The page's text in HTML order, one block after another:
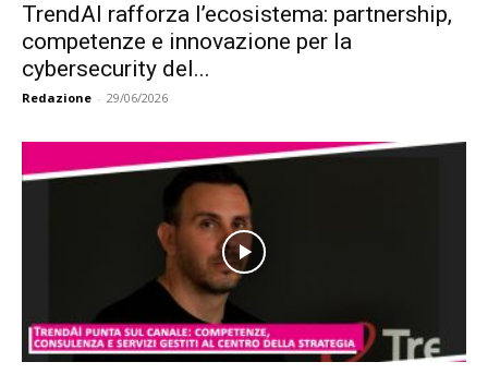
TrendAI rafforza l’ecosistema: partnership,
competenze e innovazione per la
cybersecurity del...
Redazione - 29/06/2026